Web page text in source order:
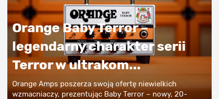
Orange Baby Terror –
legendarny charakter serii
Terror w ultrakom...
Orange Amps poszerza swoją ofertę niewielkich
wzmacniaczy, prezentując Baby Terror – nowy, 20-